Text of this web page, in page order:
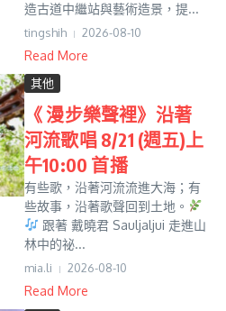
造古道中繼站與藝術造景，提...
tingshih 2026-08-10
Read More
其他
《 漫步樂聲裡》沿著
河流歌唱 8/21 (週五)上
午10:00 首播
有些歌，沿著河流流進大海；有
些故事，沿著歌聲回到土地。
跟著 戴曉君 Sauljaljui 走進山
林中的祕...
mia.li 2026-08-10
Read More